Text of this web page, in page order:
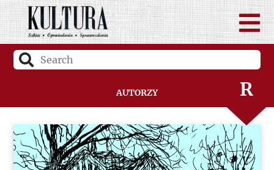
Autorzy
P
Q
R
S
Ś